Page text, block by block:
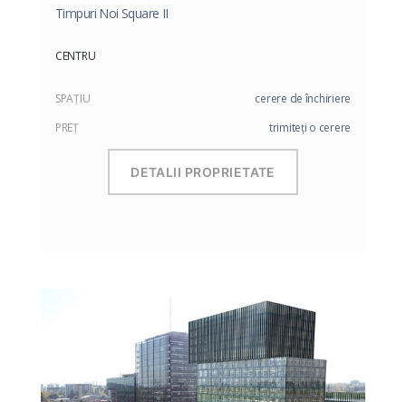
Timpuri Noi Square II
CENTRU
SPAŢIU
cerere de închiriere
PREŢ
trimiteți o cerere
DETALII PROPRIETATE